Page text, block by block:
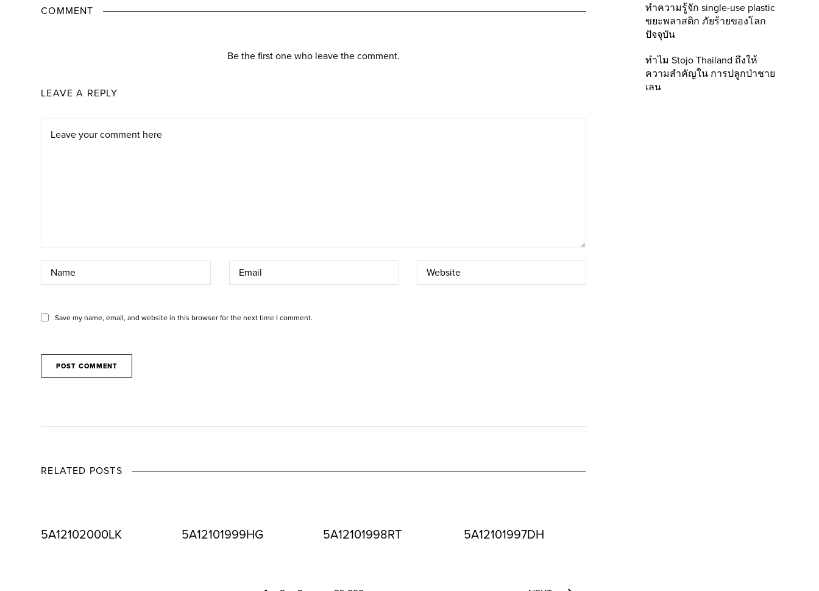
COMMENT
Be the first one who leave the comment.
LEAVE A REPLY
Save my name, email, and website in this browser for the next time I comment.
RELATED POSTS
5A12102000LK 5A12101999HG 5A12101998RT 5A12101997DH
ทำความรู้จัก single-use plastic
ขยะพลาสติก ภัยร้ายของโลก
ปัจจุบัน
ทำไม Stojo Thailand ถึงให้
ความสำคัญใน การปลูกป่าชาย
เลน